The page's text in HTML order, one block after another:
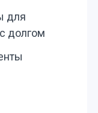
для
долгом